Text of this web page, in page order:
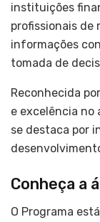
instituições
profissionais de
informações
tomada de
Reconhecida
e excelência no
se destaca por
Conheça a
O Programa